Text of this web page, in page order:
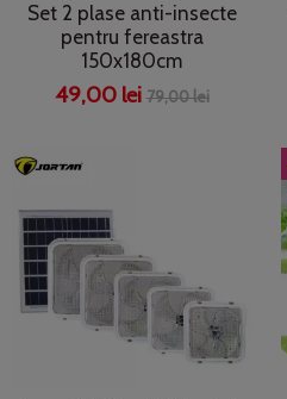
Set 2 plase anti-insecte
pentru fereastra
150x180cm
49,00 lei 79,00 lei